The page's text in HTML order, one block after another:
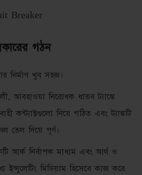
Breaker
গঠন
নির্মাণ খুব সহজ।
আবহাওয়া নিরোধক ধাতব ট্যাঙ্কে
কন্ট্যাক্টগুলো নিয়ে গঠিত এবং ট্যাঙ্কটি
তেল দিয়ে পূর্ণ।
আর্ক নির্বাপক মাধ্যম এবং আর্থ ও
ইন্সুলেটিং মিডিয়াম হিসেবে কাজ করে